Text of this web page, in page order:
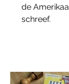
de
schreef.